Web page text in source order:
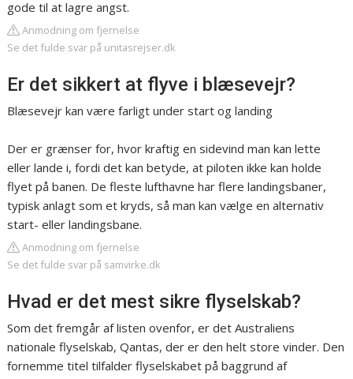
gode til at lagre angst.
Anmodning om fjernelse
Se det fulde svar på unitasrejser.dk
Er det sikkert at flyve i blæsevejr?
Blæsevejr kan være farligt under start og landing
Der er grænser for, hvor kraftig en sidevind man kan lette
eller lande i, fordi det kan betyde, at piloten ikke kan holde
flyet på banen. De fleste lufthavne har flere landingsbaner,
typisk anlagt som et kryds, så man kan vælge en alternativ
start- eller landingsbane.
Anmodning om fjernelse
Se det fulde svar på samvirke.dk
Hvad er det mest sikre flyselskab?
Som det fremgår af listen ovenfor, er det Australiens
nationale flyselskab, Qantas, der er den helt store vinder. Den
fornemme titel tilfalder flyselskabet på baggrund af